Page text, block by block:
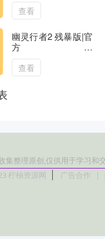
查看
幽灵行者2 残暴版|官
方中
文|V0.40570.441+预
购特典+全DLC+修改
器|解压即撸|
查看
集整理原创,仅供用于学习和
柠柚资源网
广告合作 |